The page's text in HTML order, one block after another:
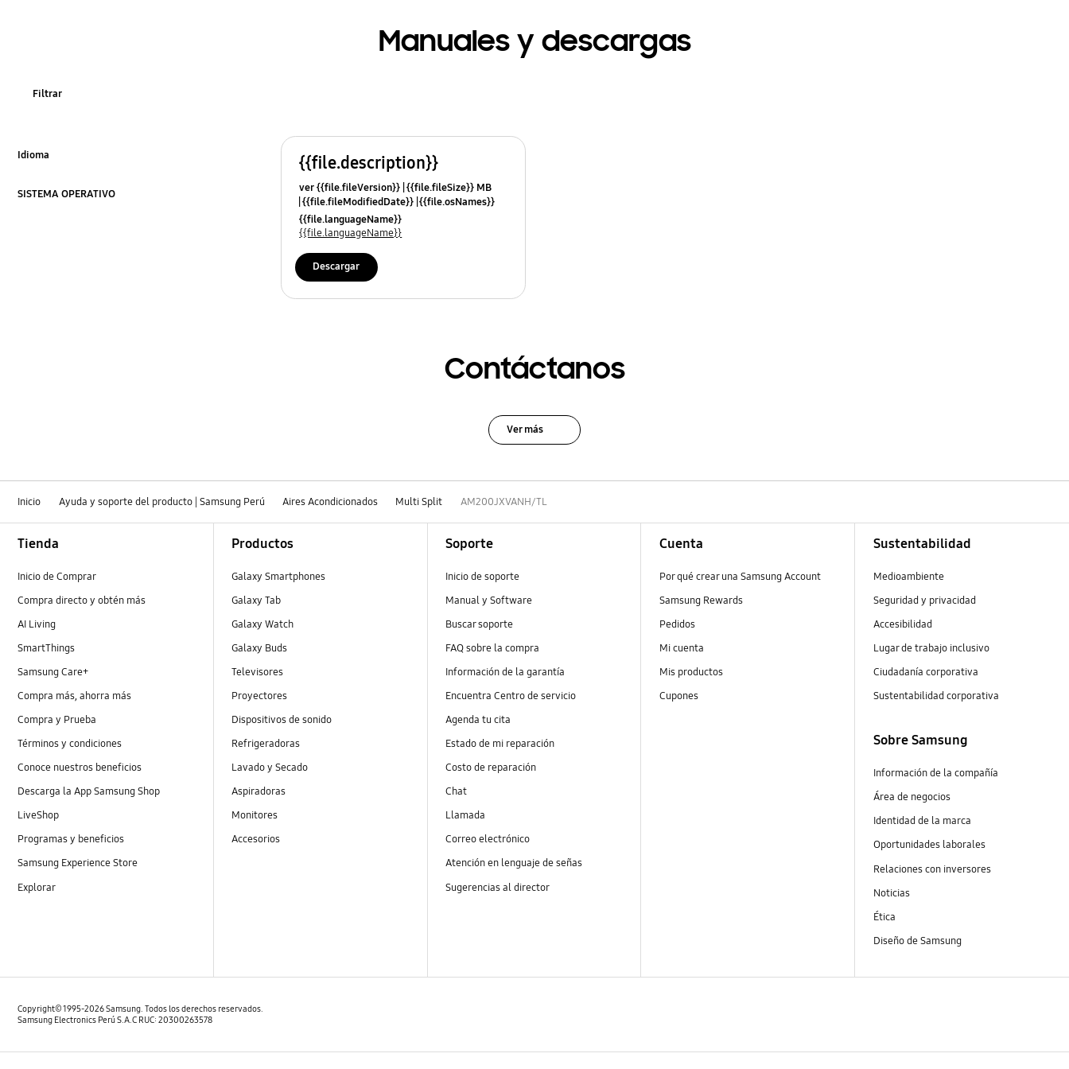
Manuales y descargas
Filtrar
Idioma
SISTEMA OPERATIVO
{{file.description}}
ver {{file.fileVersion}} {{file.fileSize}} MB
{{file.fileModifiedDate}} {{file.osNames}}
{{file.languageName}}
{{file.languageName}}
Descargar
Contáctanos
Ver más
Inicio Ayuda y soporte del producto | Samsung Perú Aires Acondicionados Multi Split AM200JXVANH/TL
Tienda
Inicio de Comprar
Compra directo y obtén más
AI Living
SmartThings
Samsung Care+
Compra más, ahorra más
Compra y Prueba
Términos y condiciones
Conoce nuestros beneficios
Descarga la App Samsung Shop
LiveShop
Programas y beneficios
Samsung Experience Store
Explorar
Productos
Galaxy Smartphones
Galaxy Tab
Galaxy Watch
Galaxy Buds
Televisores
Proyectores
Dispositivos de sonido
Refrigeradoras
Lavado y Secado
Aspiradoras
Monitores
Accesorios
Soporte
Inicio de soporte
Manual y Software
Buscar soporte
FAQ sobre la compra
Información de la garantía
Encuentra Centro de servicio
Agenda tu cita
Estado de mi reparación
Costo de reparación
Chat
Llamada
Correo electrónico
Atención en lenguaje de señas
Sugerencias al director
Cuenta
Por qué crear una Samsung Account
Samsung Rewards
Pedidos
Mi cuenta
Mis productos
Cupones
Sustentabilidad
Medioambiente
Seguridad y privacidad
Accesibilidad
Lugar de trabajo inclusivo
Ciudadanía corporativa
Sustentabilidad corporativa
Sobre Samsung
Información de la compañía
Área de negocios
Identidad de la marca
Oportunidades laborales
Relaciones con inversores
Noticias
Ética
Diseño de Samsung
Copyright© 1995-2026 Samsung. Todos los derechos reservados.
Samsung Electronics Perú S.A.C RUC: 20300263578